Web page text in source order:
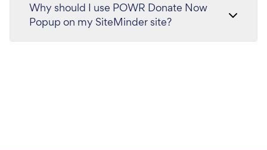
Why should I use POWR Donate Now
Popup on my SiteMinder site?